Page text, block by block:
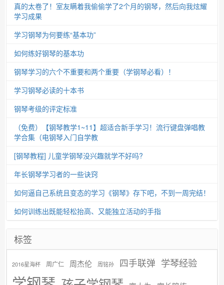
真的太卷了！室友瞒着我偷偷学了2个月的钢琴，然后向我炫耀
学习成果
学习钢琴为何要练“基本功”
如何练好钢琴的基本功
钢琴学习的六个不重要和两个重要（学钢琴必看）！
学习钢琴必读的十本书
钢琴考级的评定标准
（免费）【钢琴教学1~11】超适合新手学习！流行键盘弹唱教
学合集（电钢琴入门自学教
[钢琴教程] 儿童学钢琴没兴趣就学不好吗?
年长钢琴学习者的一些诀窍
如何逼自己系统且变态的学习《钢琴》存下吧，不到一周完结！
如何训练出既能轻松抬高、又能独立活动的手指
标签
2016星海杯 周广仁 周杰伦 周铭孙 四手联弹 学琴经验